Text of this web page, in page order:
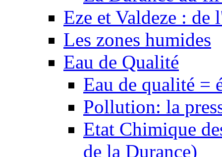
Eze et Valdeze : de
Les zones humides
Eau de Qualité
Eau de qualité =
Pollution: la
Etat Chimique
de la Durance)